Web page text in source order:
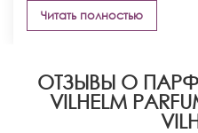
Читать полностью
ОТЗЫВЫ О
VILHELM